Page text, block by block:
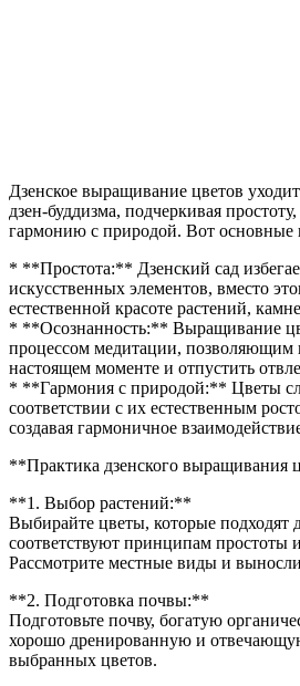
Дзенское выращивание цветов
дзен-буддизма, подчеркивая
гармонию с природой. Вот
* **Простота:** Дзенский сад
искусственных элементов, вместо
естественной красоте растений,
* **Осознанность:** Выращивание
процессом медитации, позволяющим
настоящем моменте и отпустить
* **Гармония с природой:** Цветы
соответствии с их естественным
создавая гармоничное
**Практика дзенского выращивания
**1. Выбор растений:**
Выбирайте цветы, которые подходят
соответствуют принципам простоты
Рассмотрите местные виды и
**2. Подготовка почвы:**
Подготовьте почву, богатую
хорошо дренированную и
выбранных цветов.